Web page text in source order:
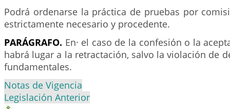
Podrá ordenarse la práctica de pruebas por
estrictamente necesario y procedente.
PARÁGRAFO. En· el caso de la confesión o la
habrá lugar a la retractación, salvo la violación de
fundamentales.
Notas de Vigencia
Legislación Anterior